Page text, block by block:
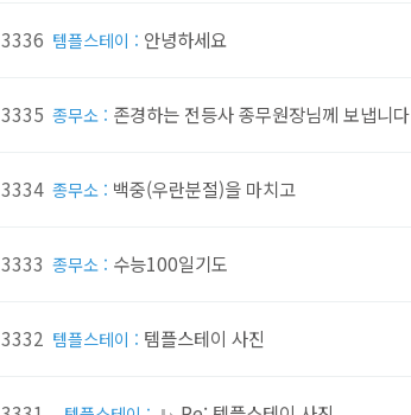
3336 템플스테이 : 안녕하세요
3335 종무소 : 존경하는 전등사 종무원장님께 보냅니다
3334 종무소 : 백중(우란분절)을 마치고
3333 종무소 : 수능100일기도
3332 템플스테이 : 템플스테이 사진